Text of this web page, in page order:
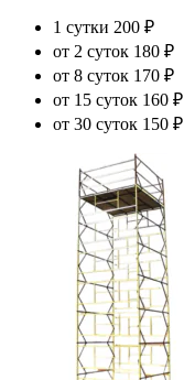
1 сутки 200 ₽
от 2 суток 180 ₽
от 8 суток 170 ₽
от 15 суток 160 ₽
от 30 суток 150 ₽